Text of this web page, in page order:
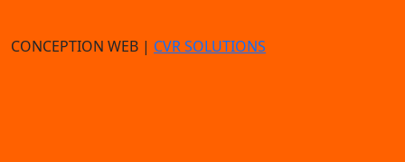
CONCEPTION WEB | CVR SOLUTIONS